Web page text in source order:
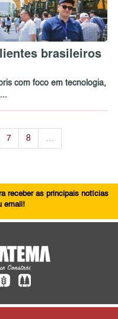
brasileiros
com foco em tecnologia,
7 8
receber as principais notícias
email!